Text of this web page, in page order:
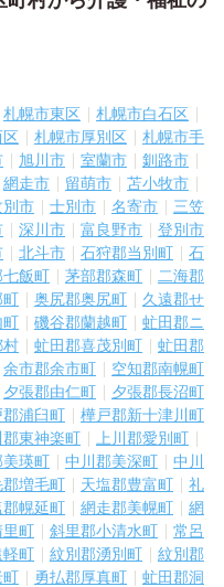
札幌市東区
札幌市白石区
区 札幌市厚別区
札幌市手
旭川市 室蘭市
釧路市
網走市 留萌市
苫小牧市
別市 士別市 名寄市
三笠
深川市 富良野市
登別市
北斗市 石狩郡当別町
石
飯町 茅部郡森町
二海郡
町 奥尻郡奥尻町
久遠郡せ
町 磯谷郡蘭越町
虻田郡ニ
村 虻田郡喜茂別町
虻田郡
余市郡余市町
空知郡南幌町
夕張郡由仁町
夕張郡長沼町
郡浦臼町
樺戸郡新十津川町
郡東神楽町
上川郡愛別町
美瑛町 中川郡美深町
中川
郡増毛町 天塩郡豊富町
礼
郡幌延町 網走郡美幌町
網
里町 斜里郡小清水町
常呂
軽町 紋別郡湧別町
紋別郡
町 勇払郡厚真町
虻田郡洞